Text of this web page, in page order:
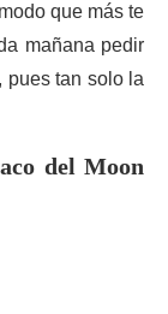
que más te
mañana pedir
pues tan solo la
del Moon